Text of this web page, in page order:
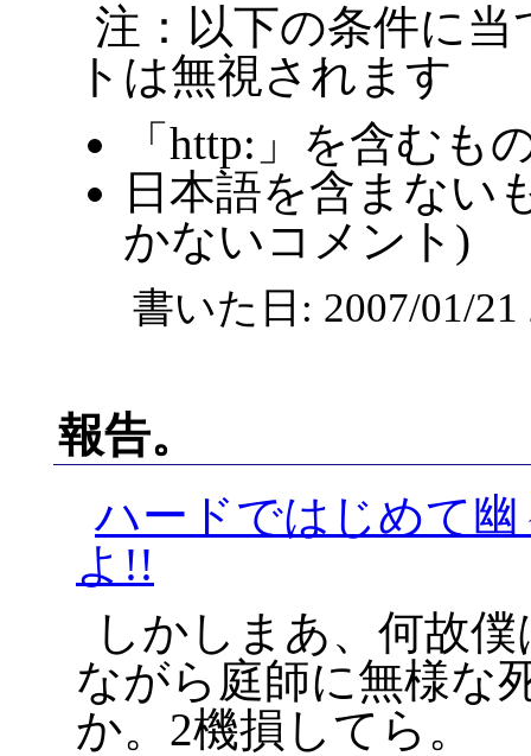
注：以下の条件に
トは無視されます
「http:」を含むも
日本語を含まない
かないコメント)
書いた日: 2007/01/
報告。
ハードではじめて
よ!!
しかしまあ、何故
ながら庭師に無様な
か。2機損してら。